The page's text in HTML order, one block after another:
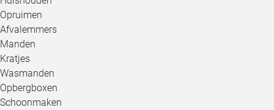
Opruimen
Afvalemmers
Manden
Kratjes
Wasmanden
Opbergboxen
Schoonmaken